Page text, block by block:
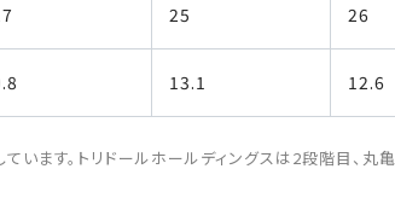
25 26
13.1 12.6
ます。トリドールホールディングスは2段階目、丸